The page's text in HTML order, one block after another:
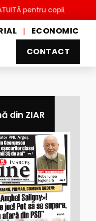
copii, elevi și studenți,
|
ECONOMIC
CONTACT
din ZIAR